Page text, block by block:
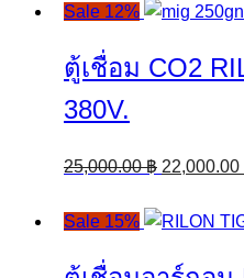
was:
Sale 12%
ตู้เชื่อม CO2
380V.
25,000.00฿ Original
was:
22,000.00
Sale 15%